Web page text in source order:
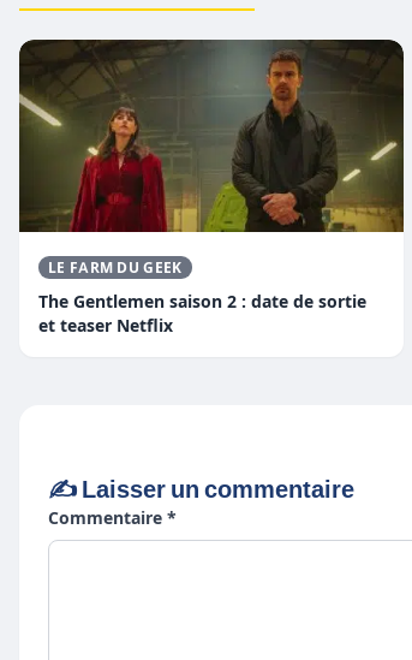
LE FARM DU GEEK
The Gentlemen saison 2 : date de sortie
et teaser Netflix
✍️ Laisser un commentaire
Commentaire *